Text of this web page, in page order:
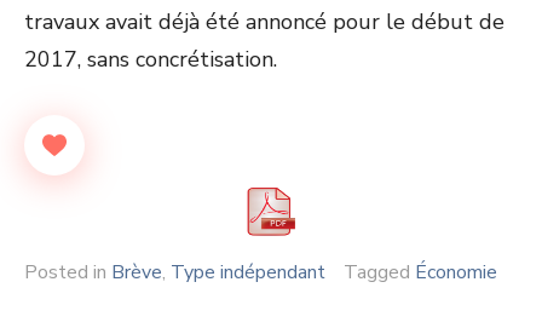
travaux avait déjà été annoncé pour le début de
2017, sans concrétisation.
Posted in Brève, Type indépendant Tagged Économie